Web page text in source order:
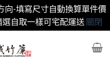
向-填寫尺寸自動換算單件價
自取一樣可宅配運送 關閉